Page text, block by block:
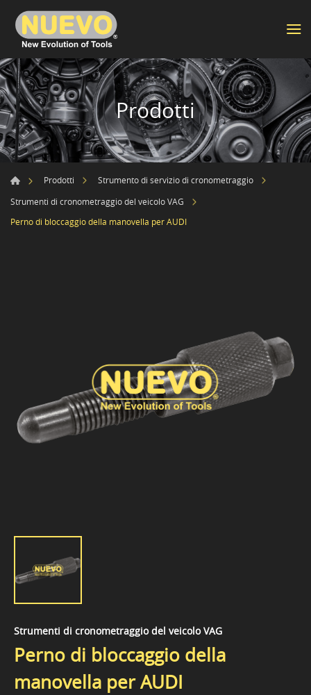
Prodotti
Prodotti
Strumento di servizio di cronometraggio
Strumenti di cronometraggio del veicolo VAG
Perno di bloccaggio della manovella per AUDI
Strumenti di cronometraggio del veicolo VAG
Perno di bloccaggio della
manovella per AUDI